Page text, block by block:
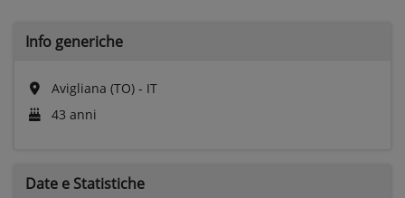
Info generiche
Avigliana (TO) - IT
43 anni
Date e Statistiche